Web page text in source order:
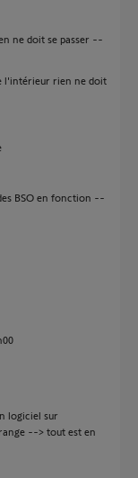
ne doit se passer --
l'intérieur rien ne doit
BSO en fonction --
logiciel sur
--> tout est en